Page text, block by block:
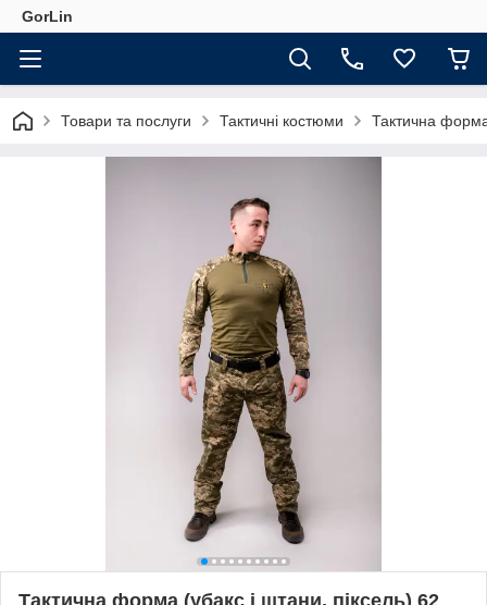
GorLin
Товари та послуги Тактичні костюми Тактична
Тактична форма (убакс і штани, піксель) 62